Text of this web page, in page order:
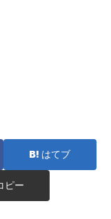
はてブ
ピー